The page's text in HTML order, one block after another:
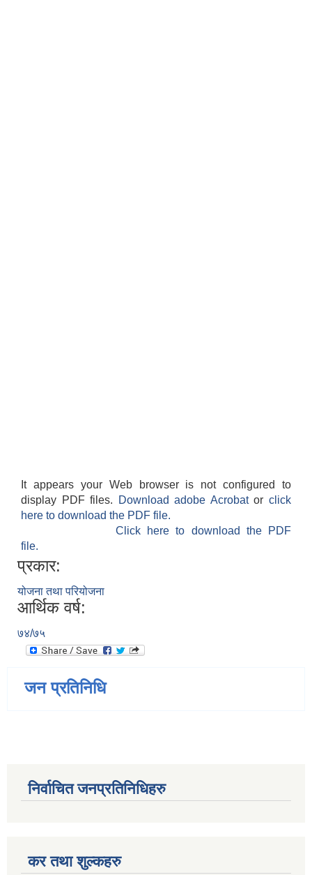
It appears your Web browser is not configured to
display PDF files.
Download adobe Acrobatorclick
here to download the PDF file.
Click here to download the PDF
file.
प्रकार:
योजना तथा परियोजना
आर्थिक वर्ष:
७४/७५
जन प्रतिनिधि
निर्वाचित जनप्रतिनिधिहरु
कर तथा शुल्कहरु